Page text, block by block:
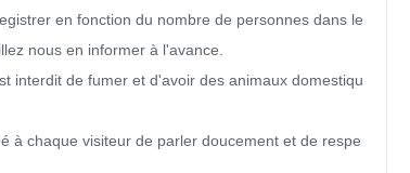
en fonction du nombre de personnes dans le
nous en informer à l'avance.
interdit de fumer et d'avoir des animaux domestiqu
à chaque visiteur de parler doucement et de respe